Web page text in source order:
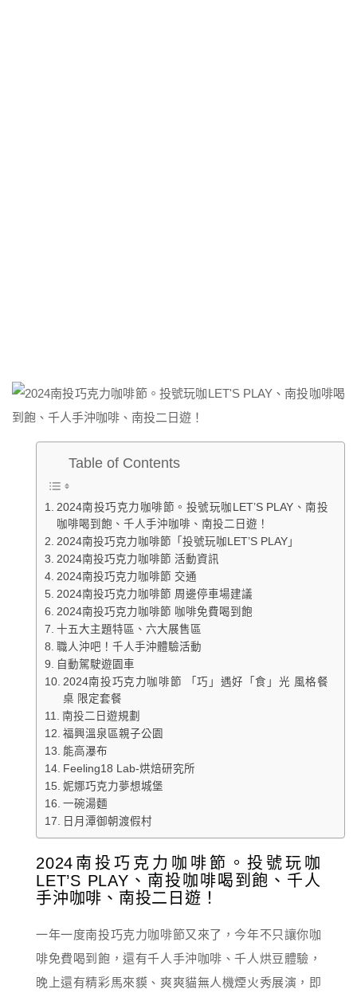
Table of Contents
2024南投巧克力咖啡節。投號玩咖LET’S PLAY、南投
咖啡喝到飽、千人手沖咖啡、南投二日遊！
2024南投巧克力咖啡節「投號玩咖LET’S PLAY」
2024南投巧克力咖啡節 活動資訊
2024南投巧克力咖啡節 交通
2024南投巧克力咖啡節 周邊停車場建議
2024南投巧克力咖啡節 咖啡免費喝到飽
十五大主題特區、六大展售區
職人沖吧！千人手沖體驗活動
自動駕駛遊園車
2024南投巧克力咖啡節 「巧」遇好「食」光 風格餐
桌 限定套餐
南投二日遊規劃
福興溫泉區親子公園
能高瀑布
Feeling18 Lab-烘焙研究所
妮娜巧克力夢想城堡
一碗湯麵
日月潭御朝渡假村
2024南投巧克力咖啡節。投號玩咖
LET’S PLAY、南投咖啡喝到飽、千人
手沖咖啡、南投二日遊！
一年一度南投巧克力咖啡節又來了，今年不只讓你咖
啡免費喝到飽，還有千人手沖咖啡、千人烘豆體驗，
晚上還有精彩馬來貘、爽爽貓無人機煙火秀展演，即